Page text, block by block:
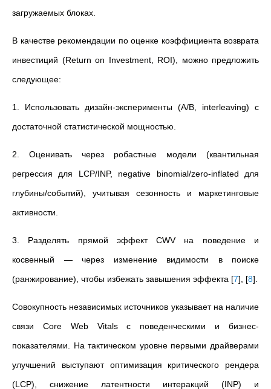
загружаемых блоках.
В качестве рекомендации по оценке коэффициента возврата
инвестиций (Return on Investment, ROI), можно предложить
следующее:
1. Использовать дизайн-эксперименты (A/B, interleaving) с
достаточной статистической мощностью.
2. Оценивать через робастные модели (квантильная
регрессия для LCP/INP, negative binomial/zero-inflated для
глубины/событий), учитывая сезонность и маркетинговые
активности.
3. Разделять прямой эффект CWV на поведение и
косвенный — через изменение видимости в поиске
(ранжирование), чтобы избежать завышения эффекта [7] [8]
Совокупность независимых источников указывает на наличие
связи Core Web Vitals с поведенческими и бизнес-
показателями. На тактическом уровне первыми драйверами
улучшений выступают оптимизация критического рендера
(LCP), снижение латентности интеракций (INP) и